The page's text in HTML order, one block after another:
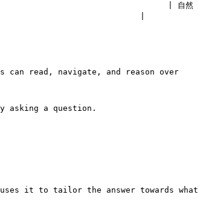
| 自然
|
can read, navigate, and reason over
asking a question.
it to tailor the answer towards what